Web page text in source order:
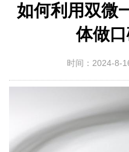
如何利用双微
体做
时间：2024-8-